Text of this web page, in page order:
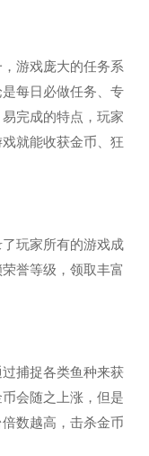
游戏庞大的任务系
每日必做任务、专
完成的特点，玩家
就能收获金币、狂
玩家所有的游戏成
誉等级，领取丰富
捕捉各类鱼种来获
会随之上涨，但是
数越高，击杀金币